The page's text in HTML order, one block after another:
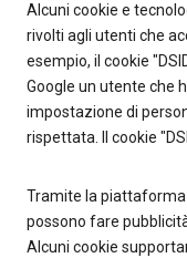
Alcuni cookie e
rivolti agli utenti che
esempio, il cookie
Google un utente che
impostazione di
rispettata. Il cookie
Tramite la piattaforma
possono fare
Alcuni cookie